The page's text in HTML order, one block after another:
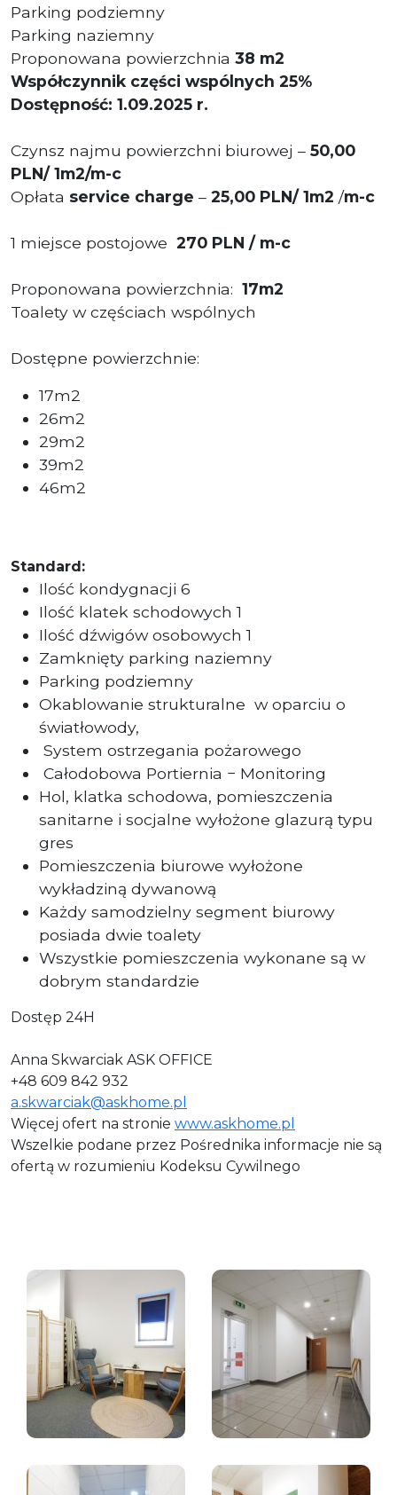
Parking podziemny
Parking naziemny
Proponowana powierzchnia 38 m2
Współczynnik części wspólnych 25%
Dostępność: 1.09.2025 r.
Czynsz najmu powierzchni biurowej – 50,00
PLN/ 1m2/m-c
Opłata service charge – 25,00 PLN/ 1m2 /m-c
1 miejsce postojowe 270 PLN / m-c
Proponowana powierzchnia: 17m2
Toalety w częściach wspólnych
Dostępne powierzchnie:
17m2
26m2
29m2
39m2
46m2
Standard:
Ilość kondygnacji 6
Ilość klatek schodowych 1
Ilość dźwigów osobowych 1
Zamknięty parking naziemny
Parking podziemny
Okablowanie strukturalne w oparciu o
światłowody,
System ostrzegania pożarowego
Całodobowa Portiernia − Monitoring
Hol, klatka schodowa, pomieszczenia
sanitarne i socjalne wyłożone glazurą typu
gres
Pomieszczenia biurowe wyłożone
wykładziną dywanową
Każdy samodzielny segment biurowy
posiada dwie toalety
Wszystkie pomieszczenia wykonane są w
dobrym standardzie
Dostęp 24H
Anna Skwarciak ASK OFFICE
+48 609 842 932
a.skwarciak@askhome.pl
Więcej ofert na stronie www.askhome.pl
Wszelkie podane przez Pośrednika informacje nie są
ofertą w rozumieniu Kodeksu Cywilnego